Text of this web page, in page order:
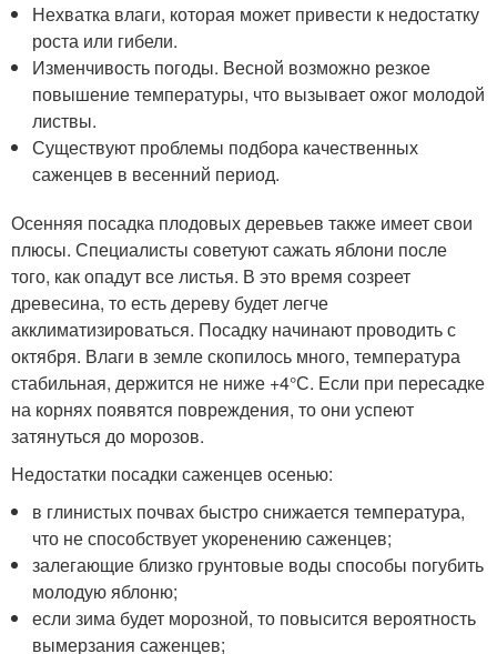
Нехватка влаги, которая может привести к недостатку
роста или гибели.
Изменчивость погоды. Весной возможно резкое
повышение температуры, что вызывает ожог молодой
листвы.
Существуют проблемы подбора качественных
саженцев в весенний период.
Осенняя посадка плодовых деревьев также имеет свои
плюсы. Специалисты советуют сажать яблони после
того, как опадут все листья. В это время созреет
древесина, то есть дереву будет легче
акклиматизироваться. Посадку начинают проводить с
октября. Влаги в земле скопилось много, температура
стабильная, держится не ниже +4°С. Если при пересадке
на корнях появятся повреждения, то они успеют
затянуться до морозов.
Недостатки посадки саженцев осенью:
в глинистых почвах быстро снижается температура,
что не способствует укоренению саженцев;
залегающие близко грунтовые воды способы погубить
молодую яблоню;
если зима будет морозной, то повысится вероятность
вымерзания саженцев;